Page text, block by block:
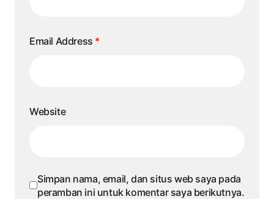
Email Address *
Website
Simpan nama, email, dan situs web saya pada
peramban ini untuk komentar saya berikutnya.